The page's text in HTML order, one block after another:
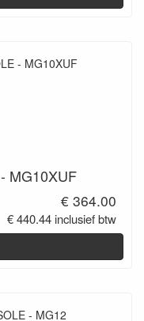
MG10XUF
€ 364.00
€ 440.44 inclusief btw